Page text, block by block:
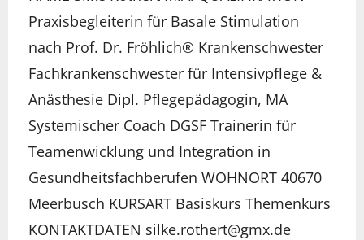
Praxisbegleiterin für Basale Stimulation
nach Prof. Dr. Fröhlich® Krankenschwester
Fachkrankenschwester für Intensivpflege &
Anästhesie Dipl. Pflegepädagogin, MA
Systemischer Coach DGSF Trainerin für
Teamenwicklung und Integration in
Gesundheitsfachberufen WOHNORT 40670
Meerbusch KURSART Basiskurs Themenkurs
KONTAKTDATEN silke.rothert@gmx.de